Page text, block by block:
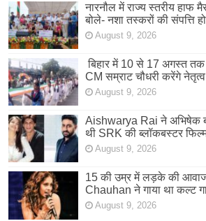
नारनौल में राज्य स्तरीय हाफ
बोले- नशा तस्करों की संपत्ति
August 9, 2026
बिहार में 10 से 17 अगस्त तक
CM सम्राट चौधरी करेंगे नेतृत्व
August 9, 2026
Aishwarya Rai ने अभिषेक
थी SRK की ब्लॉकबस्टर
August 9, 2026
15 की उम्र में लड़के की
Chauhan ने गाया था कल्ट
August 9, 2026